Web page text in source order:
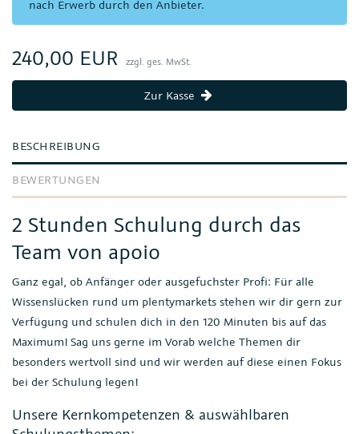
nach Erwerb durch den Anbieter.
240,00 EUR zzgl. ges. MwSt.
Zur Kasse
BESCHREIBUNG
BEWERTUNGEN
2 Stunden Schulung durch das
Team von apoio
Ganz egal, ob Anfänger oder ausgefuchster Profi: Für alle
Wissenslücken rund um plentymarkets stehen wir dir gern zur
Verfügung und schulen dich in den 120 Minuten bis auf das
Maximum! Sag uns gerne im Vorab welche Themen dir
besonders wertvoll sind und wir werden auf diese einen Fokus
bei der Schulung legen!
Unsere Kernkompetenzen & auswählbaren